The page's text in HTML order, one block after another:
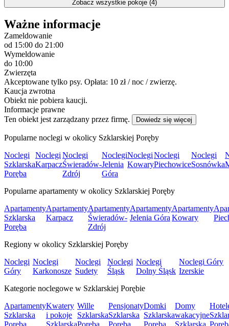
Zobacz wszystkie pokoje (4)
Ważne informacje
Zameldowanie
od 15:00 do 21:00
Wymeldowanie
do 10:00
Zwierzęta
Akceptowane tylko psy. Opłata: 10 zł / noc / zwierzę.
Kaucja zwrotna
Obiekt nie pobiera kaucji.
Informacje prawne
Ten obiekt jest zarządzany przez firmę.
Dowiedz się więcej
Popularne noclegi w okolicy Szklarskiej Poręby
Noclegi
Szklarska
Poręba
Noclegi
Karpacz
Noclegi
Świeradów-
Zdrój
Noclegi
Jelenia
Góra
Noclegi
Kowary
Noclegi
Piechowice
Noclegi
Sosnówka
Popularne apartamenty w okolicy Szklarskiej Poręby
Apartamenty
Szklarska
Poręba
Apartamenty
Karpacz
Apartamenty
Świeradów-
Zdrój
Apartamenty
Jelenia Góra
Apartamenty
Kowary
Regiony w okolicy Szklarskiej Poręby
Noclegi
Góry
Noclegi
Karkonosze
Noclegi
Sudety
Noclegi
Śląsk
Noclegi
Dolny Śląsk
Noclegi Góry
Izerskie
Kategorie noclegowe w Szklarskiej Porębie
Apartamenty
Szklarska
Kwatery
i pokoje
Wille
Szklarska
Pensjonaty
Szklarska
Domki
Szklarska
Domy
wakacyjne